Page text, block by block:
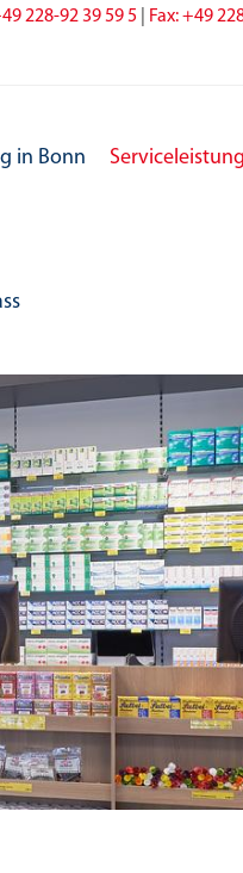
228-92 39 59 5 Fax: +49
in Bonn